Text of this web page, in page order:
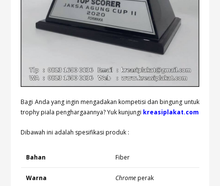
Bagi Anda yang ingin mengadakan kompetisi dan bingung untuk
trophy piala penghargaannya? Yuk kunjungi kreasiplakat.com
Dibawah ini adalah spesifikasi produk :
Bahan Fiber
Warna Chromeperak